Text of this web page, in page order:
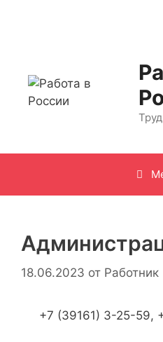
18.06.2023 от Работник
+7 (39161) 3-25-59,